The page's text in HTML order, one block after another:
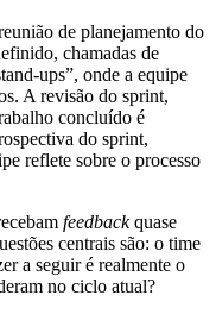
de planejamento do
chamadas de
ups”, onde a equipe
A revisão do sprint,
concluído é
do sprint,
reflete sobre o processo
feedbackquase
centrais são: o time
a seguir é realmente o
no ciclo atual?